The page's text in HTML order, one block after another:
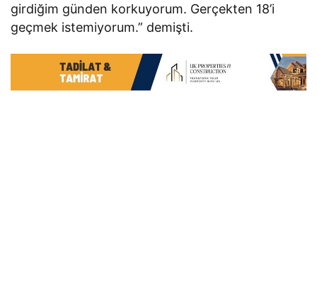
girdiğim günden korkuyorum. Gerçekten 18’i
geçmek istemiyorum.” demişti.